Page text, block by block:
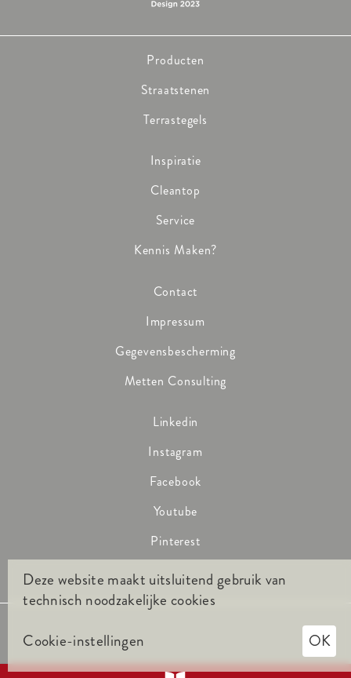
Producten
Straatstenen
Terrastegels
Inspiratie
Cleantop
Service
Kennis Maken?
Contact
Impressum
Gegevensbescherming
Metten Consulting
Linkedin
Instagram
Facebook
Youtube
Pinterest
Deze website maakt uitsluitend gebruik van
technisch noodzakelijke cookies
Cookie-instellingen
OK